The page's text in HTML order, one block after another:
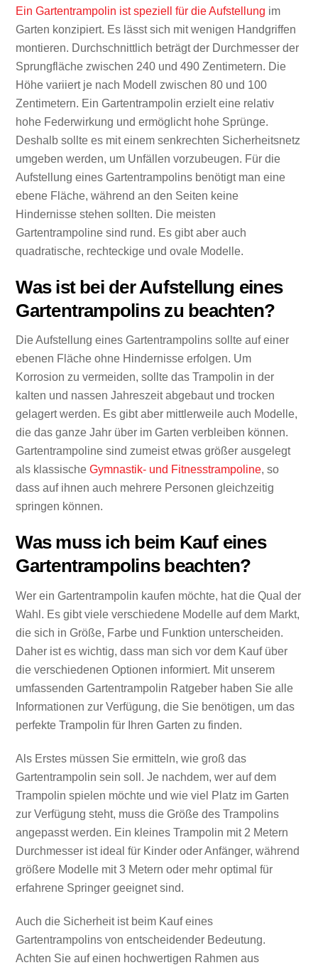
Ein Gartentrampolin ist speziell für die Aufstellung im
Garten konzipiert. Es lässt sich mit wenigen Handgriffen
montieren. Durchschnittlich beträgt der Durchmesser der
Sprungfläche zwischen 240 und 490 Zentimetern. Die
Höhe variiert je nach Modell zwischen 80 und 100
Zentimetern. Ein Gartentrampolin erzielt eine relativ
hohe Federwirkung und ermöglicht hohe Sprünge.
Deshalb sollte es mit einem senkrechten Sicherheitsnetz
umgeben werden, um Unfällen vorzubeugen. Für die
Aufstellung eines Gartentrampolins benötigt man eine
ebene Fläche, während an den Seiten keine
Hindernisse stehen sollten. Die meisten
Gartentrampoline sind rund. Es gibt aber auch
quadratische, rechteckige und ovale Modelle.
Was ist bei der Aufstellung eines
Gartentrampolins zu beachten?
Die Aufstellung eines Gartentrampolins sollte auf einer
ebenen Fläche ohne Hindernisse erfolgen. Um
Korrosion zu vermeiden, sollte das Trampolin in der
kalten und nassen Jahreszeit abgebaut und trocken
gelagert werden. Es gibt aber mittlerweile auch Modelle,
die das ganze Jahr über im Garten verbleiben können.
Gartentrampoline sind zumeist etwas größer ausgelegt
als klassischeGymnastik- und Fitnesstrampoline, so
dass auf ihnen auch mehrere Personen gleichzeitig
springen können.
Was muss ich beim Kauf eines
Gartentrampolins beachten?
Wer ein Gartentrampolin kaufen möchte, hat die Qual der
Wahl. Es gibt viele verschiedene Modelle auf dem Markt,
die sich in Größe, Farbe und Funktion unterscheiden.
Daher ist es wichtig, dass man sich vor dem Kauf über
die verschiedenen Optionen informiert. Mit unserem
umfassenden Gartentrampolin Ratgeber haben Sie alle
Informationen zur Verfügung, die Sie benötigen, um das
perfekte Trampolin für Ihren Garten zu finden.
Als Erstes müssen Sie ermitteln, wie groß das
Gartentrampolin sein soll. Je nachdem, wer auf dem
Trampolin spielen möchte und wie viel Platz im Garten
zur Verfügung steht, muss die Größe des Trampolins
angepasst werden. Ein kleines Trampolin mit 2 Metern
Durchmesser ist ideal für Kinder oder Anfänger, während
größere Modelle mit 3 Metern oder mehr optimal für
erfahrene Springer geeignet sind.
Auch die Sicherheit ist beim Kauf eines
Gartentrampolins von entscheidender Bedeutung.
Achten Sie auf einen hochwertigen Rahmen aus